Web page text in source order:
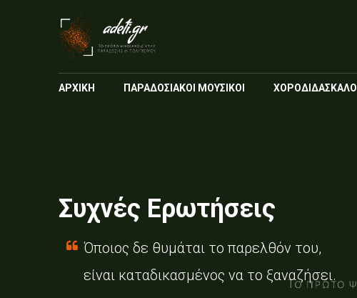
ΑΡΧΙΚΗ ΠΑΡΑΔΟΣΙΑΚΟΙ ΜΟΥΣΙΚΟΙ ΧΟΡΟΔΙΔΑΣΚΑΛΟΙ
Συχνές Ερωτήσεις
Όποιος δε θυμάται το παρελθόν του,
είναι καταδικασμένος να το ξαναζήσει.